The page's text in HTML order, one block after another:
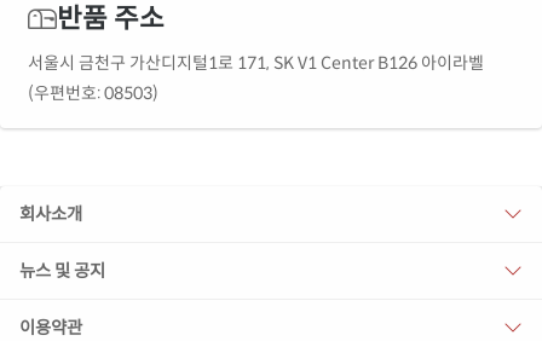
반품 주소
서울시 금천구 가산디지털1로 171, SK V1 Center B126 아이라벨
(우편번호: 08503)
회사소개
뉴스 및 공지
이용약관